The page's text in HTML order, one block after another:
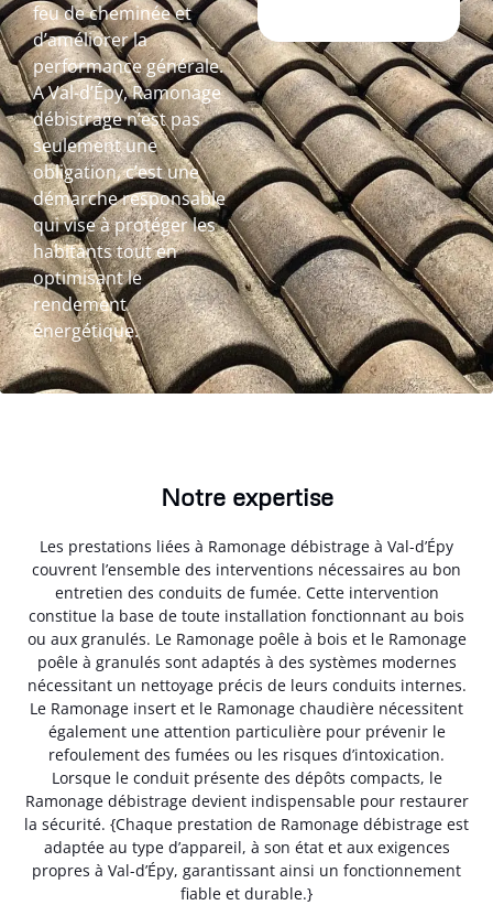
feu de cheminée et
d’améliorer la
performance générale.
A Val-d’Épy, Ramonage
débistrage n’est pas
seulement une
obligation, c’est une
démarche responsable
qui vise à protéger les
habitants tout en
optimisant le
rendement
énergétique.
Notre expertise
Les prestations liées à Ramonage débistrage à Val-d’Épy
couvrent l’ensemble des interventions nécessaires au bon
entretien des conduits de fumée. Cette intervention
constitue la base de toute installation fonctionnant au bois
ou aux granulés. Le Ramonage poêle à bois et le Ramonage
poêle à granulés sont adaptés à des systèmes modernes
nécessitant un nettoyage précis de leurs conduits internes.
Le Ramonage insert et le Ramonage chaudière nécessitent
également une attention particulière pour prévenir le
refoulement des fumées ou les risques d’intoxication.
Lorsque le conduit présente des dépôts compacts, le
Ramonage débistrage devient indispensable pour restaurer
la sécurité. {Chaque prestation de Ramonage débistrage est
adaptée au type d’appareil, à son état et aux exigences
propres à Val-d’Épy, garantissant ainsi un fonctionnement
fiable et durable.}